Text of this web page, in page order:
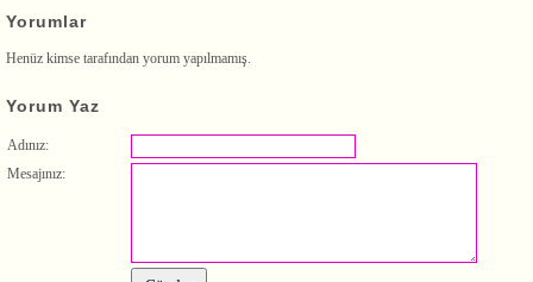
Yorumlar
Henüz kimse tarafından yorum yapılmamış.
Yorum Yaz
Adınız:
Mesajınız: